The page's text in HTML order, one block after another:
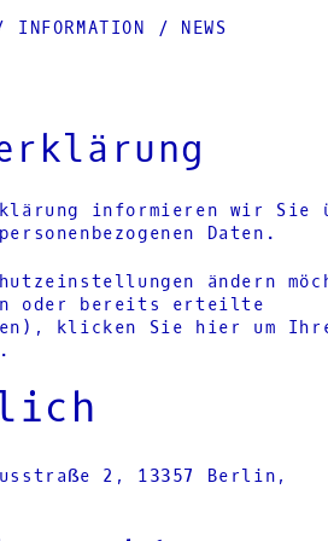
INFORMATION / NEWS
informieren wir Sie
Daten.
ändern
oder bereits erteilte
klicken Sie hier
um
2, 13357 Berlin,